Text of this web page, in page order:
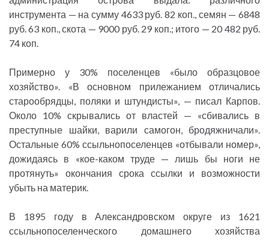
инструмента — на сумму 4633 руб. 82 коп., семян — 6848
руб. 63 коп., скота — 9000 руб. 29 коп.; итого — 20 482 руб.
74 коп.
Примерно у 30% поселенцев «было образцовое
хозяйство». «В основном прилежанием отличались
старообрядцы, поляки и штундисты», — писал Карпов.
Около 10% скрывались от властей — «сбивались в
преступные шайки, варили самогон, бродяжничали».
Остальные 60% ссыльнопоселенцев «отбывали номер»,
дожидаясь в «кое-каком труде — лишь бы ноги не
протянуть» окончания срока ссылки и возможности
убыть на материк.
В 1895 году в Александровском округе из 1621
ссыльнопоселенческого домашнего хозяйства